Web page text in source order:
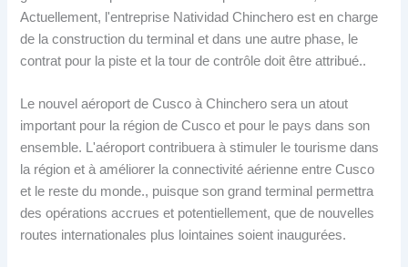
Actuellement, l'entreprise Natividad Chinchero est en charge
de la construction du terminal et dans une autre phase, le
contrat pour la piste et la tour de contrôle doit être attribué..
Le nouvel aéroport de Cusco à Chinchero sera un atout
important pour la région de Cusco et pour le pays dans son
ensemble. L'aéroport contribuera à stimuler le tourisme dans
la région et à améliorer la connectivité aérienne entre Cusco
et le reste du monde., puisque son grand terminal permettra
des opérations accrues et potentiellement, que de nouvelles
routes internationales plus lointaines soient inaugurées.